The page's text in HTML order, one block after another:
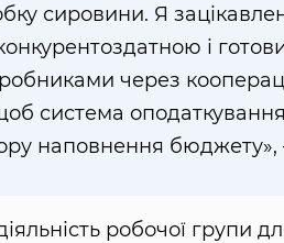
сировини. Я
і
через
система
наповнення бюджету»,
робочої групи